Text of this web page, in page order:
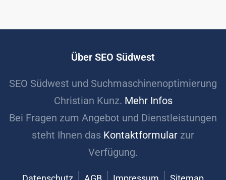
Über SEO Südwest
SEO Südwest und Suchmaschinenoptimierung
Christian Kunz. Mehr Infos
Bei Fragen zum Angebot und Dienstleistungen
steht Ihnen das Kontaktformular zur
Verfügung.